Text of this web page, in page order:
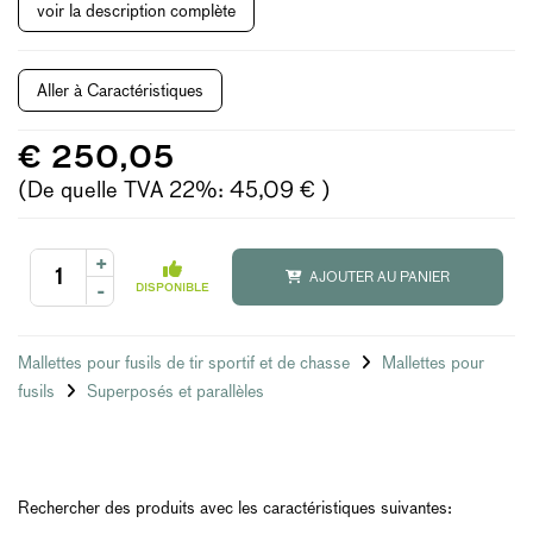
voir la description complète
Aller à Caractéristiques
€ 250,05
(De quelle TVA 22%: 45,09 € )
+
-
DISPONIBLE
AJOUTER AU PANIER
Mallettes pour fusils de tir sportif et de chasse
Mallettes pour
fusils
Superposés et parallèles
Rechercher des produits avec les caractéristiques suivantes: